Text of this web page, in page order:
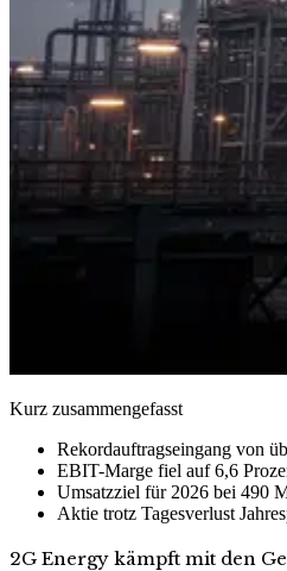
Kurz zusammengefasst
Rekordauftragseingang von
EBIT-Marge fiel auf 6,6
Umsatzziel für 2026 bei 490
Aktie trotz Tagesverlust
2G Energy kämpft mit den